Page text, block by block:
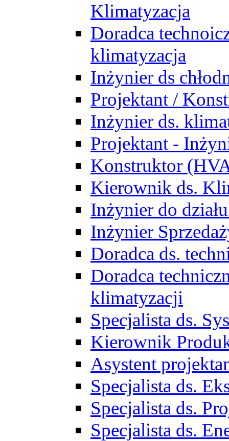
Klimatyzacja
Doradca
klimatyzacja
Inżynier ds
Projektant /
Inżynier ds.
Projektant -
Konstruktor
Kierownik ds.
Inżynier do
Inżynier
Doradca ds.
Doradca
klimatyzacji
Specjalista ds.
Kierownik
Asystent
Specjalista ds.
Specjalista ds.
Specjalista ds.